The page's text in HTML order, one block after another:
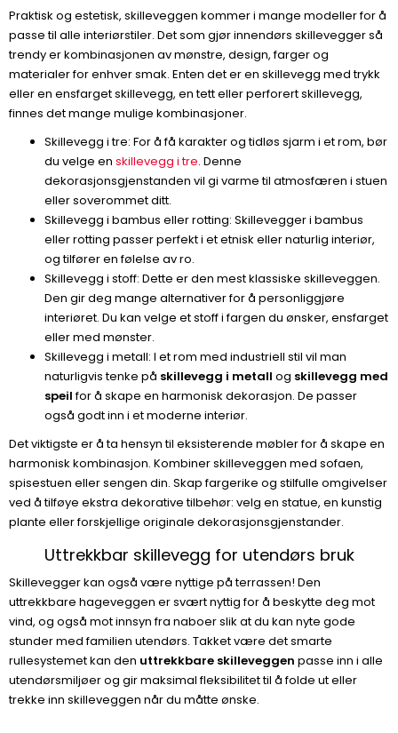
Praktisk og estetisk, skilleveggen kommer i mange modeller for å
passe til alle interiørstiler. Det som gjør innendørs skillevegger så
trendy er kombinasjonen av mønstre, design, farger og
materialer for enhver smak. Enten det er en skillevegg med trykk
eller en ensfarget skillevegg, en tett eller perforert skillevegg,
finnes det mange mulige kombinasjoner.
Skillevegg i tre: For å få karakter og tidløs sjarm i et rom, bør
du velge en skillevegg i tre. Denne
dekorasjonsgjenstanden vil gi varme til atmosfæren i stuen
eller soverommet ditt.
Skillevegg i bambus eller rotting: Skillevegger i bambus
eller rotting passer perfekt i et etnisk eller naturlig interiør,
og tilfører en følelse av ro.
Skillevegg i stoff: Dette er den mest klassiske skilleveggen.
Den gir deg mange alternativer for å personliggjøre
interiøret. Du kan velge et stoff i fargen du ønsker, ensfarget
eller med mønster.
Skillevegg i metall: I et rom med industriell stil vil man
naturligvis tenke på skillevegg i metall og skillevegg med
speilfor å skape en harmonisk dekorasjon. De passer
også godt inn i et moderne interiør.
Det viktigste er å ta hensyn til eksisterende møbler for å skape en
harmonisk kombinasjon. Kombiner skilleveggen med sofaen,
spisestuen eller sengen din. Skap fargerike og stilfulle omgivelser
ved å tilføye ekstra dekorative tilbehør: velg en statue, en kunstig
plante eller forskjellige originale dekorasjonsgjenstander.
Uttrekkbar skillevegg for utendørs bruk
Skillevegger kan også være nyttige på terrassen! Den
uttrekkbare hageveggen er svært nyttig for å beskytte deg mot
vind, og også mot innsyn fra naboer slik at du kan nyte gode
stunder med familien utendørs. Takket være det smarte
rullesystemet kan den uttrekkbare skilleveggen passe inn i alle
utendørsmiljøer og gir maksimal fleksibilitet til å folde ut eller
trekke inn skilleveggen når du måtte ønske.